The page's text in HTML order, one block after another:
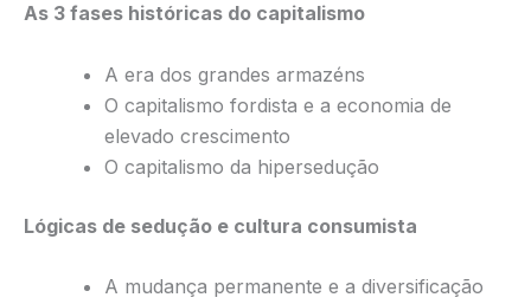
As 3 fases históricas do capitalismo
A era dos grandes armazéns
O capitalismo fordista e a economia de
elevado crescimento
O capitalismo da hipersedução
Lógicas de sedução e cultura consumista
A mudança permanente e a diversificação